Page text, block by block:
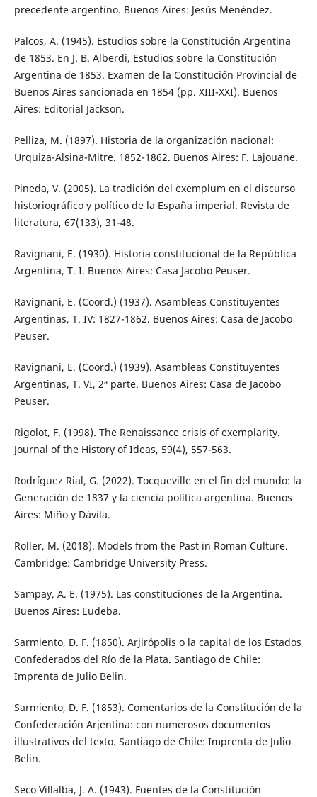
precedente argentino. Buenos Aires: Jesús Menéndez.
Palcos, A. (1945). Estudios sobre la Constitución Argentina
de 1853. En J. B. Alberdi, Estudios sobre la Constitución
Argentina de 1853. Examen de la Constitución Provincial de
Buenos Aires sancionada en 1854 (pp. XIII-XXI). Buenos
Aires: Editorial Jackson.
Pelliza, M. (1897). Historia de la organización nacional:
Urquiza-Alsina-Mitre. 1852-1862. Buenos Aires: F. Lajouane.
Pineda, V. (2005). La tradición del exemplum en el discurso
historiográfico y político de la España imperial. Revista de
literatura, 67(133), 31-48.
Ravignani, E. (1930). Historia constitucional de la República
Argentina, T. I. Buenos Aires: Casa Jacobo Peuser.
Ravignani, E. (Coord.) (1937). Asambleas Constituyentes
Argentinas, T. IV: 1827-1862. Buenos Aires: Casa de Jacobo
Peuser.
Ravignani, E. (Coord.) (1939). Asambleas Constituyentes
Argentinas, T. VI, 2ª parte. Buenos Aires: Casa de Jacobo
Peuser.
Rigolot, F. (1998). The Renaissance crisis of exemplarity.
Journal of the History of Ideas, 59(4), 557-563.
Rodríguez Rial, G. (2022). Tocqueville en el fin del mundo: la
Generación de 1837 y la ciencia política argentina. Buenos
Aires: Miño y Dávila.
Roller, M. (2018). Models from the Past in Roman Culture.
Cambridge: Cambridge University Press.
Sampay, A. E. (1975). Las constituciones de la Argentina.
Buenos Aires: Eudeba.
Sarmiento, D. F. (1850). Arjirópolis o la capital de los Estados
Confederados del Río de la Plata. Santiago de Chile:
Imprenta de Julio Belin.
Sarmiento, D. F. (1853). Comentarios de la Constitución de la
Confederación Arjentina: con numerosos documentos
illustrativos del texto. Santiago de Chile: Imprenta de Julio
Belin.
Seco Villalba, J. A. (1943). Fuentes de la Constitución